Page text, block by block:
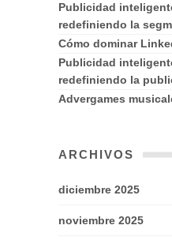
Publicidad
redefiniendo la
Cómo dominar
Publicidad
redefiniendo la
Advergames
ARCHIVOS
diciembre 2025
noviembre 2025